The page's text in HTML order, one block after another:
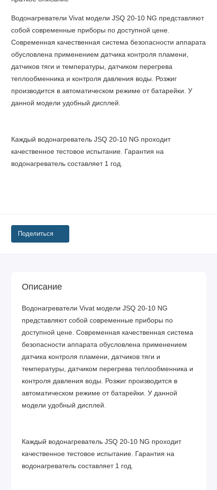
Водонагреватели Vivat модели JSQ 20-10 NG представляют
собой современные приборы по доступной цене.
Современная качественная система безопасности аппарата
обусловлена применением датчика контроля пламени,
датчиков тяги и температуры, датчиком перегрева
теплообменника и контроля давления воды. Розжиг
производится в автоматическом режиме от батарейки. У
данной модели удобный дисплей.
Каждый водонагреватель JSQ 20-10 NG проходит
качественное тестовое испытание. Гарантия на
водонагреватель составляет 1 год.
Поделиться
Описание
Водонагреватели Vivat модели JSQ 20-10 NG
представляют собой современные приборы по
доступной цене. Современная качественная система
безопасности аппарата обусловлена применением
датчика контроля пламени, датчиков тяги и
температуры, датчиком перегрева теплообменника и
контроля давления воды. Розжиг производится в
автоматическом режиме от батарейки. У данной
модели удобный дисплей.
Каждый водонагреватель JSQ 20-10 NG проходит
качественное тестовое испытание. Гарантия на
водонагреватель составляет 1 год.